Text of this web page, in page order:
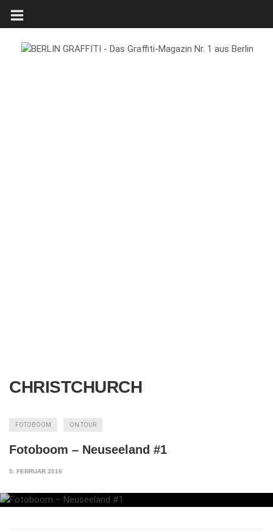
CHRISTCHURCH
FOTOBOOM ON TOUR
Fotoboom – Neuseeland #1
5. FEBRUAR 2016